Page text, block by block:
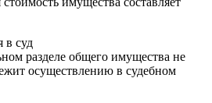
в суд
разделе общего имущества не
осуществлению в судебном